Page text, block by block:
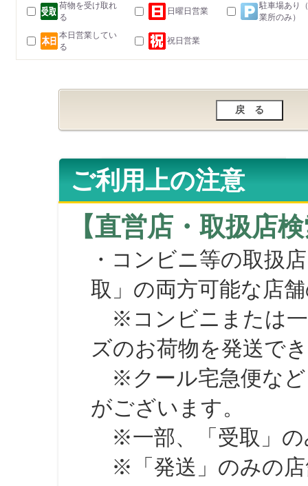
荷物を受け取れ
る
日曜日営業
駐車場あり
業所のみ）
本日営業してい
る
祝日営業
ご利用上の注意
【直営店・取扱店
・コンビニ等の取扱
取」の両方可能な店
※コンビニまたは一
ズのお荷物を発送で
※クール宅急便など
がございます。
※一部、「受取」の
※「発送」のみの店